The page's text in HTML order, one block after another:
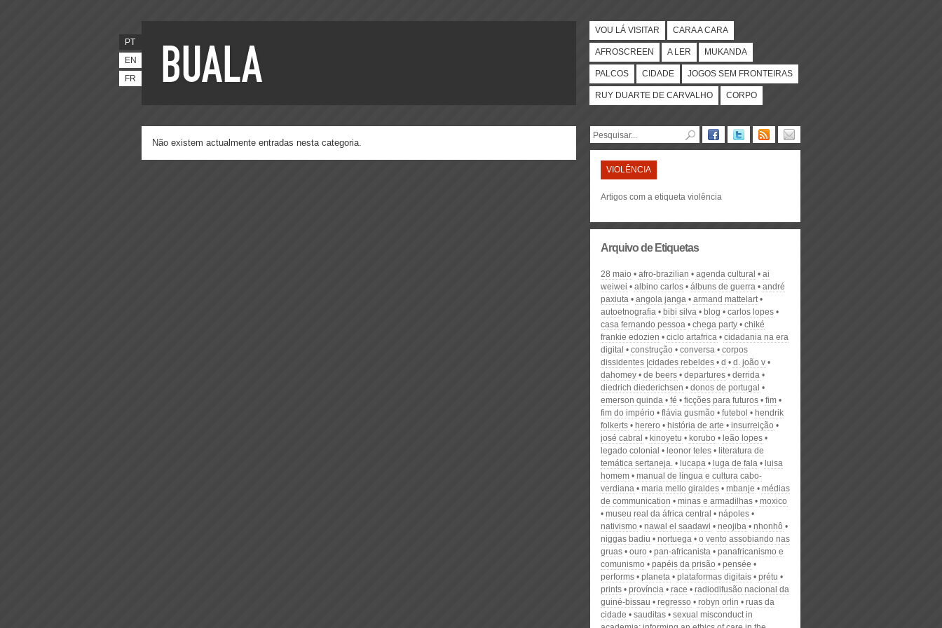
PT
EN
FR
VOU LÁ VISITAR CARA A CARA
AFROSCREEN A LER MUKANDA
PALCOS CIDADE JOGOS SEM FRONTEIRAS
RUY DUARTE DE CARVALHO CORPO
Não existem actualmente entradas nesta categoria.
VIOLÊNCIA
Artigos com a etiqueta violência
Arquivo de Etiquetas
28 maio afro-brazilian agenda cultural
ai
weiwei
albino carlos álbuns de guerra
andré
paxiuta
angola janga
armand mattelart
autoetnografia
bibi silva blog
carlos lopes
casa fernando pessoa
chega party
chiké
frankie edozien
ciclo artafrica
cidadania na era
digital
construção conversa
corpos
dissidentes |cidades rebeldes
d
d. joão v
dahomey
de beers departures
derrida
diedrich diederichsen
donos de portugal
emerson quinda
fé ficções para futuros
fim
fim do império
flávia gusmão futebol
hendrik
folkerts
herero história de arte
insurreição
josé cabral
kinoyetu korubo
leão lopes
legado colonial
leonor teles
literatura de
temática sertaneja.
lucapa luga de fala
luisa
homem
manual de língua e cultura cabo-
verdiana
maria mello giraldes mbanje
médias
de communication
minas e armadilhas
moxico
museu real da áfrica central
nápoles
nativismo
nawal el saadawi neojiba
nhonhô
niggas badiu
nortuega
o vento assobiando nas
gruas
ouro pan-africanista
panafricanismo e
comunismo
papéis da prisão
pensée
performs
planeta plataformas digitais
prétu
prints
província race
radiodifusão nacional da
guiné-bissau
regresso robyn orlin
ruas da
cidade
sauditas
sexual misconduct in